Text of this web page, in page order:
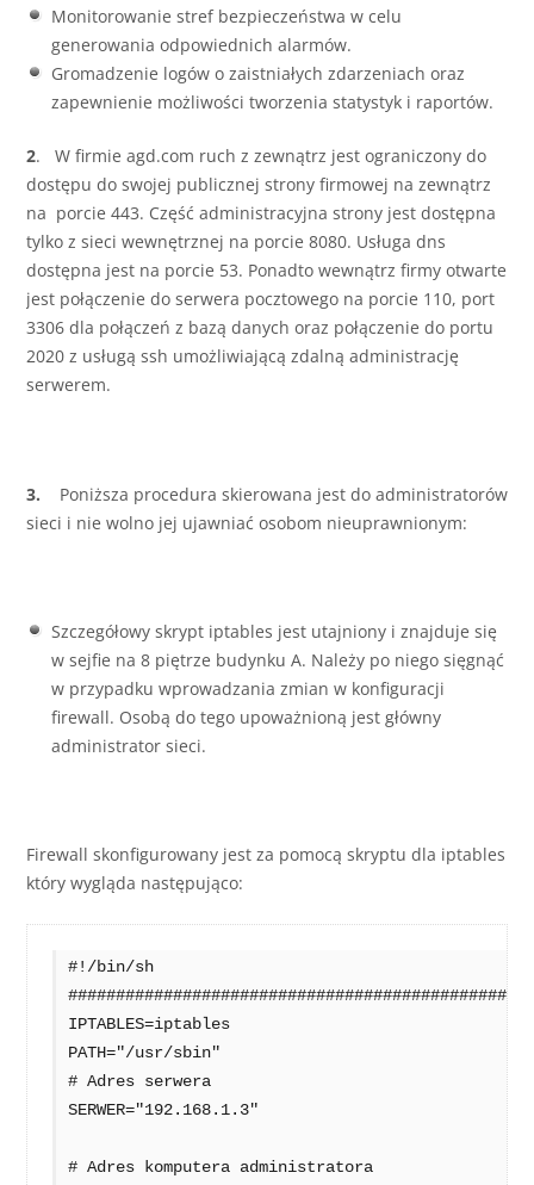
Monitorowanie stref bezpieczeństwa w celu
generowania odpowiednich alarmów.
Gromadzenie logów o zaistniałych zdarzeniach oraz
zapewnienie możliwości tworzenia statystyk i raportów.
2. W firmie agd.com ruch z zewnątrz jest ograniczony do
dostępu do swojej publicznej strony firmowej na zewnątrz
na porcie 443. Część administracyjna strony jest dostępna
tylko z sieci wewnętrznej na porcie 8080. Usługa dns
dostępna jest na porcie 53. Ponadto wewnątrz firmy otwarte
jest połączenie do serwera pocztowego na porcie 110, port
3306 dla połączeń z bazą danych oraz połączenie do portu
2020 z usługą ssh umożliwiającą zdalną administrację
serwerem.
3.
Poniższa procedura skierowana jest do administratorów
sieci i nie wolno jej ujawniać osobom nieuprawnionym:
Szczegółowy skrypt iptables jest utajniony i znajduje się
w sejfie na 8 piętrze budynku A. Należy po niego sięgnąć
w przypadku wprowadzania zmian w konfiguracji
firewall. Osobą do tego upoważnioną jest główny
administrator sieci.
Firewall skonfigurowany jest za pomocą skryptu dla iptables
który wygląda następująco:
#!/bin/sh
IPTABLES=iptables
PATH="/usr/sbin"
# Adres serwera
SERWER="192.168.1.3"
# Adres komputera administratora